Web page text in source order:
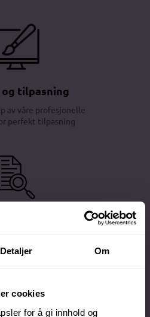
Detaljer Om
cookies
for å gi innhold og
og tilpasning
av våre profesjonelle
perfekt tilpasning
i produksjon